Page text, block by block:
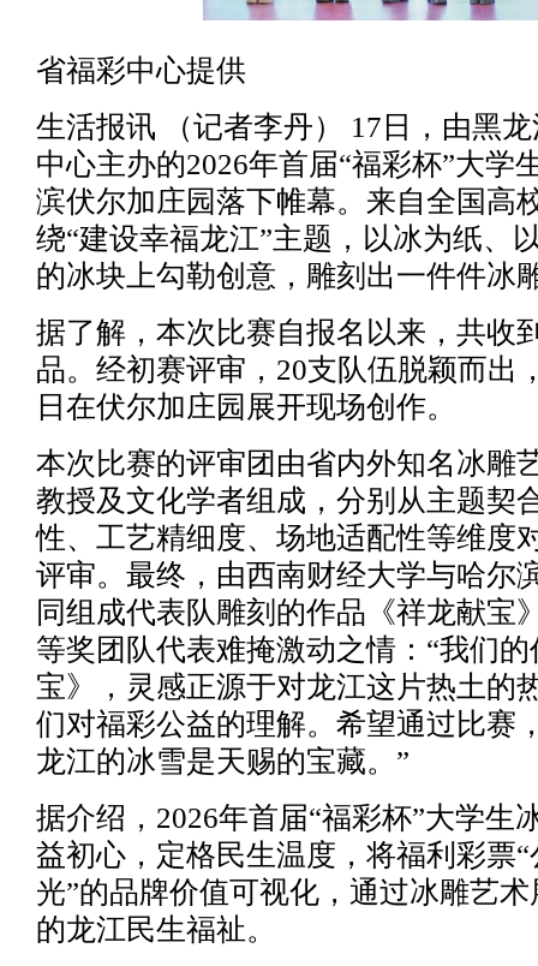
省福彩中心提供
生活报讯 （记者李丹） 17日，由黑
中心主办的2026年首届“福彩杯”大学
滨伏尔加庄园落下帷幕。来自全国高
绕“建设幸福龙江”主题，以冰为纸、
的冰块上勾勒创意，雕刻出一件件冰
据了解，本次比赛自报名以来，共收
品。经初赛评审，20支队伍脱颖而出
日在伏尔加庄园展开现场创作。
本次比赛的评审团由省内外知名冰雕
教授及文化学者组成，分别从主题契
性、工艺精细度、场地适配性等维度
评审。最终，由西南财经大学与哈尔
同组成代表队雕刻的作品《祥龙献宝
等奖团队代表难掩激动之情：“我们
宝》，灵感正源于对龙江这片热土的
们对福彩公益的理解。希望通过比赛
龙江的冰雪是天赐的宝藏。”
据介绍，2026年首届“福彩杯”大学生
益初心，定格民生温度，将福利彩票
光”的品牌价值可视化，通过冰雕艺
的龙江民生福祉。